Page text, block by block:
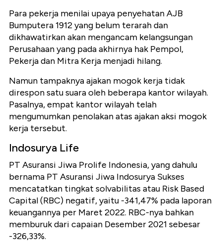
Para pekerja menilai upaya penyehatan AJB
Bumputera 1912 yang belum terarah dan
dikhawatirkan akan mengancam kelangsungan
Perusahaan yang pada akhirnya hak Pempol,
Pekerja dan Mitra Kerja menjadi hilang.
Namun tampaknya ajakan mogok kerja tidak
direspon satu suara oleh beberapa kantor wilayah.
Pasalnya, empat kantor wilayah telah
mengumumkan penolakan atas ajakan aksi mogok
kerja tersebut.
Indosurya Life
PT Asuransi Jiwa Prolife Indonesia, yang dahulu
bernama PT Asuransi Jiwa Indosurya Sukses
mencatatkan tingkat solvabilitas atau Risk Based
Capital (RBC) negatif, yaitu -341,47% pada laporan
keuangannya per Maret 2022. RBC-nya bahkan
memburuk dari capaian Desember 2021 sebesar
-326,33%.